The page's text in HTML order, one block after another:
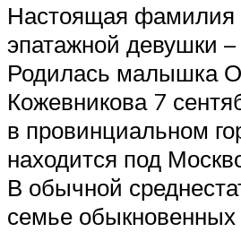
Настоящая фамилия
эпатажной девушки
Родилась малышка
Кожевникова 7
в провинциальном
находится под
В обычной
семье